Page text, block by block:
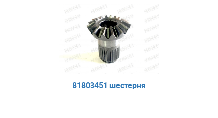
81803451 шестерня